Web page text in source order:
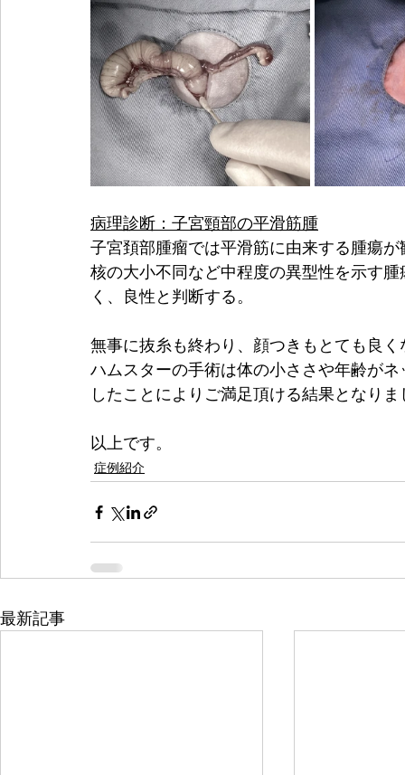
病理診断：子宮頸部の平滑筋腫
子宮頚部腫瘤では平滑筋に由来する腫瘍が
核の大小不同など中程度の異型性を示す
く、良性と判断する。
無事に抜糸も終わり、顔つきもとても良く
ハムスターの手術は体の小ささや年齢が
したことによりご満足頂ける結果となりま
以上です。
症例紹介
最新記事